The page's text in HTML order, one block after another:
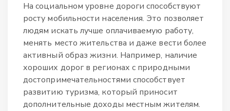
На социальном уровне дороги способствуют
росту мобильности населения. Это позволяет
людям искать лучше оплачиваемую работу,
менять место жительства и даже вести более
активный образ жизни. Например, наличие
хороших дорог в регионах с природными
достопримечательностями способствует
развитию туризма, который приносит
дополнительные доходы местным жителям.